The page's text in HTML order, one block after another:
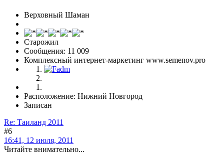
Верховный Шаман
Старожил
Сообщения: 11 009
Комплексный интернет-маркетинг www.semenov.pro
Расположение: Нижний Новгород
Записан
Re: Таиланд 2011
#6
16:41, 12 июля, 2011
Читайте внимательно...